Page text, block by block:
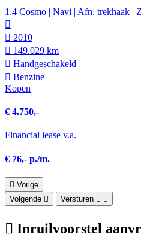
1.4 Cosmo | Navi | Afn. trekhaak |
2010
149.029 km
Hand­geschakeld
Benzine
Kopen
€ 4.750,-
Financial lease v.a.
€ 76,- p./m.
Vorige
Volgende
Versturen
Inruilvoorstel